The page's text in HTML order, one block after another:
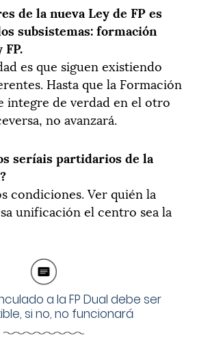
de la nueva Ley de FP es
subsistemas: formación
es que siguen existiendo
Hasta que la Formación
integre de verdad en el otro
no avanzará.
seríais partidarios de la
condiciones. Ver quién la
unificación el centro sea la
a la FP Dual debe ser
si no, no funcionará